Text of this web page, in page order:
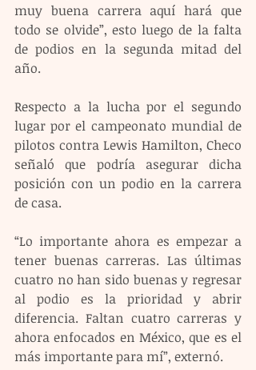
muy buena carrera aquí hará que
todo se olvide”, esto luego de la falta
de podios en la segunda mitad del
año.
Respecto a la lucha por el segundo
lugar por el campeonato mundial de
pilotos contra Lewis Hamilton, Checo
señaló que podría asegurar dicha
posición con un podio en la carrera
de casa.
“Lo importante ahora es empezar a
tener buenas carreras. Las últimas
cuatro no han sido buenas y regresar
al podio es la prioridad y abrir
diferencia. Faltan cuatro carreras y
ahora enfocados en México, que es el
más importante para mí”, externó.